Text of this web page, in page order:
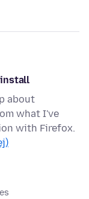
install
about
what I've
with Firefox.